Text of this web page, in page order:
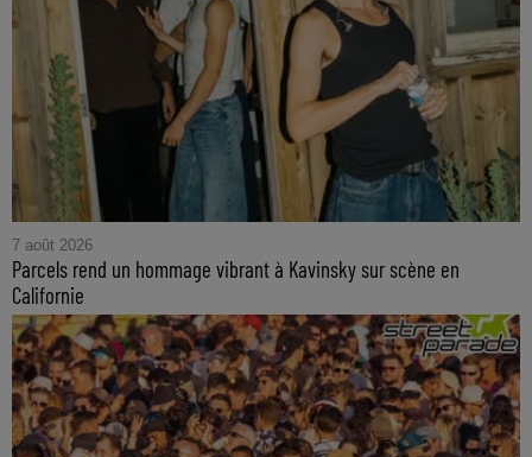
7 août 2026
Parcels rend un hommage vibrant à Kavinsky sur scène en
Californie